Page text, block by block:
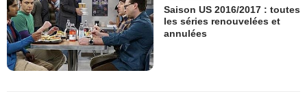
Saison US 2016/2017 : toutes
les séries renouvelées et
annulées